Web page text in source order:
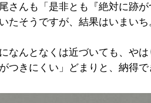
さんも「是非とも『絶対に跡
たそうですが、結果はいまいち
なんとなくは近づいても、や
つきにくい」どまりと、納得